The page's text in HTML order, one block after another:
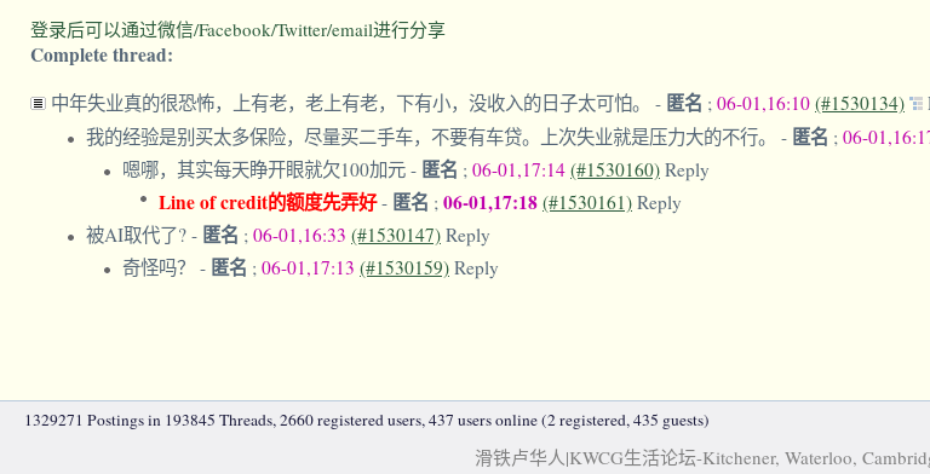
登录后可以通过微信/Facebook/Twitter/email进行分享
Complete thread:
中年失业真的很恐怖，上有老，老上有老，下有小，没收入的日子太可怕。 - 匿名 ; 06-01,16:10 (#1530134)
我的经验是别买太多保险，尽量买二手车，不要有车贷。上次失业就是压力大的不行。 - 匿名 ; 06-
嗯哪，其实每天睁开眼就欠100加元 - 匿名 ; 06-01,17:14 (#1530160) Reply
Line of credit的额度先弄好 - 匿名 ; 06-01,17:18 (#1530161) Reply
被AI取代了? - 匿名 ; 06-01,16:33 (#1530147) Reply
奇怪吗？ - 匿名 ; 06-01,17:13 (#1530159) Reply
1329271 Postings in 193845 Threads, 2660 registered users, 437 users online (2 registered, 435 guests)
滑铁卢华人|KWCG生活论坛-Kitchener, Waterloo,